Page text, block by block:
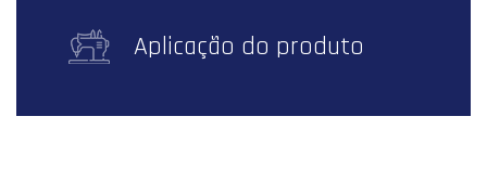
Aplicação do produto